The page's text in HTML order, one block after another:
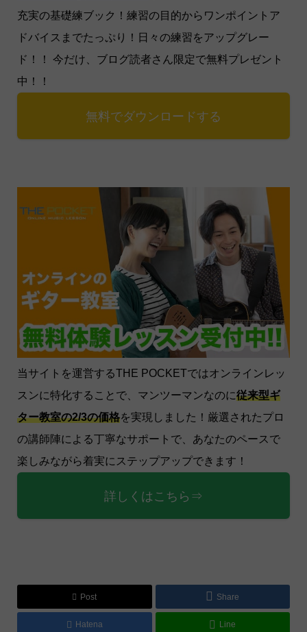
充実の基礎練ブック！練習の目的からワンポイントア
ドバイスまでたっぷり！日々の練習をアップグレー
ド！！ 今だけ、ブログ読者さん限定で無料プレゼント
中！！
無料でダウンロードする
当サイトを運営するTHE POCKETではオンラインレッ
スンに特化することで、マンツーマンなのに従来型ギ
ター教室の2/3の価格を実現しました！厳選されたプロ
の講師陣による丁寧なサポートで、あなたのペースで
楽しみながら着実にステップアップできます！
詳しくはこちら⇒
Post Share
Hatena Line